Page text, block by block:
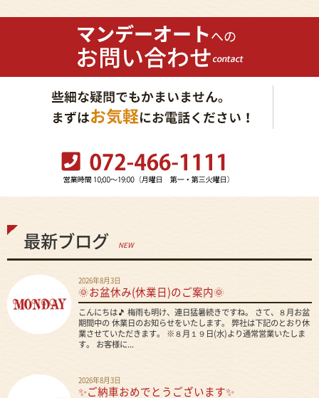
最新ブログ NEW
2026年8月3日
🌞お盆休み(休業日)のご案内🌞
こんにちは🎵 梅雨も明け、連日猛暑続きですね。 さて、８月お盆
期間中の 休業日のお知らせをいたします。 弊社は下記のとおり休
業させていただきます。 ※８月１９日(水)より通常営業いたしま
す。 お客様に...
2026年8月3日
✨ご納車おめでとうございます✨